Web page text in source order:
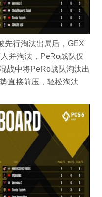
先行淘汰出局后，GEX
并淘汰，PeRo战队仅
战中将PeRo战队淘汰出
直接前压，轻松淘汰